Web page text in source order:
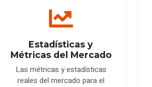
Estadísticas y
Métricas del Mercado
Las métricas y estadísticas
reales del mercado para el